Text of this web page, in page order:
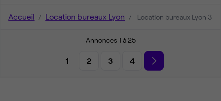
Accueil Location bureaux Lyon Location bureaux Lyon 3
Annonces 1 à 25
1 2 3 4